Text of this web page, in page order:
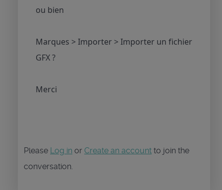
ou bien
Marques > Importer > Importer un fichier
GFX ?
Merci
Please Log in or Create an account to join the
conversation.